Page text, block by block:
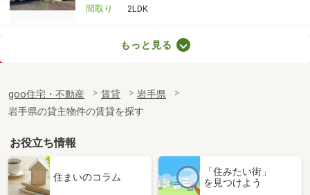
間取り
2LDK
岩手県盛岡市津志田中央１
専有面積
42m²
間取り
1LDK
岩手県奥州市水沢字北栗林
価 格
4.90万円
岩手県奥州市水沢字北栗林
もっと見る
goo住宅・不動産 賃貸
岩手県
岩手県の貸主物件の賃貸を探す
お役立ち情報
住まいのコラム
「住みたい街」
を見つけよう